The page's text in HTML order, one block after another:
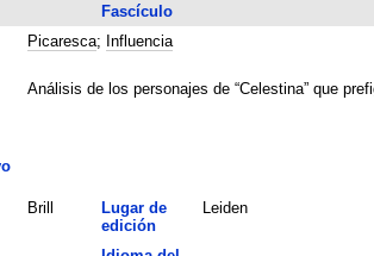
Fascículo
Picaresca; Influencia
Análisis de los personajes de “Celestina” que
Brill
Lugar de
edición
Leiden